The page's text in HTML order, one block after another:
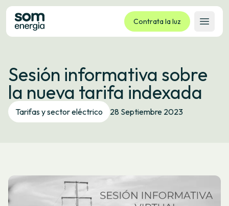
Contrata la luz
Abrir
Tarifas
Servicios
Empresas
La cooperativa
Idioma: GL EU
Sesión informativa sobre
la nueva tarifa indexada
Tarifas y sector eléctrico 28 Septiembre 2023